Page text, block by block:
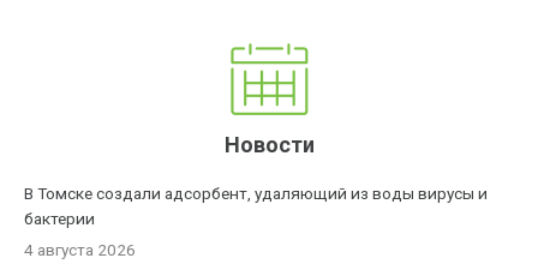
Новости
В Томске создали адсорбент, удаляющий из воды вирусы и
бактерии
4 августа 2026